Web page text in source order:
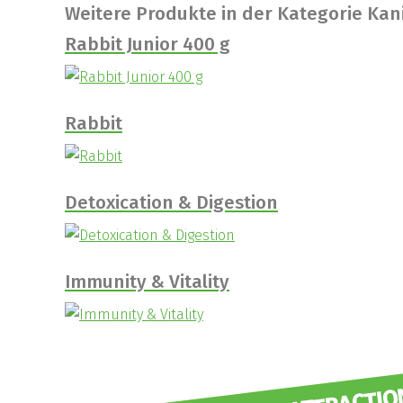
Weitere Produkte in der Kategorie
Rabbit Junior 400 g
Rabbit
Detoxication & Digestion
Immunity & Vitality